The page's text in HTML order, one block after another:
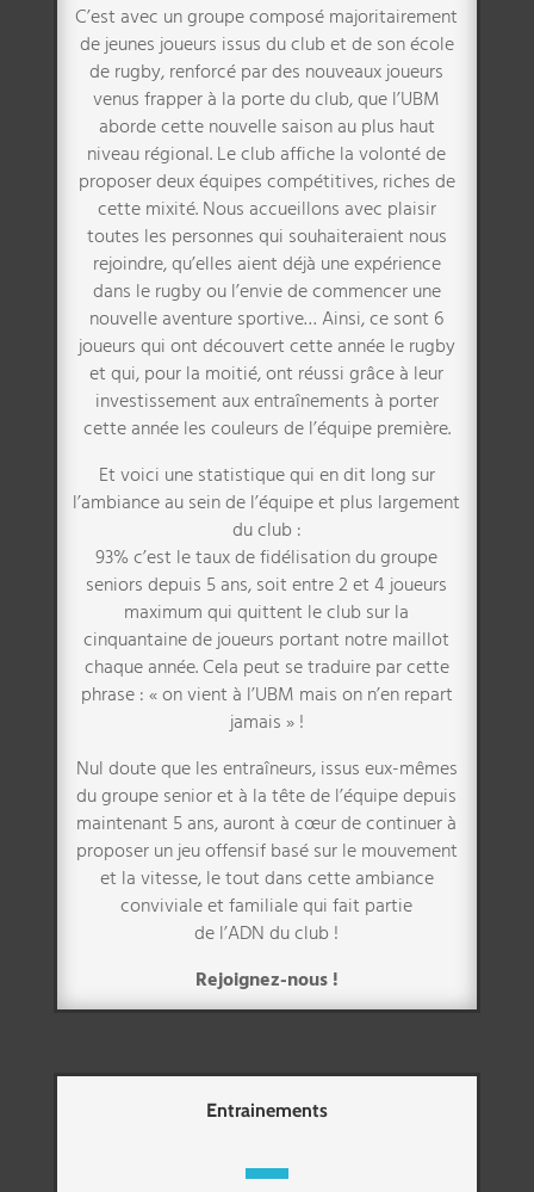
C’est avec un groupe composé majoritairement
de jeunes joueurs issus du club et de son école
de rugby, renforcé par des nouveaux joueurs
venus frapper à la porte du club, que l’UBM
aborde cette nouvelle saison au plus haut
niveau régional. Le club affiche la volonté de
proposer deux équipes compétitives, riches de
cette mixité. Nous accueillons avec plaisir
toutes les personnes qui souhaiteraient nous
rejoindre, qu’elles aient déjà une expérience
dans le rugby ou l’envie de commencer une
nouvelle aventure sportive… Ainsi, ce sont 6
joueurs qui ont découvert cette année le rugby
et qui, pour la moitié, ont réussi grâce à leur
investissement aux entraînements à porter
cette année les couleurs de l’équipe première.
Et voici une statistique qui en dit long sur
l’ambiance au sein de l’équipe et plus largement
du club :
93% c’est le taux de fidélisation du groupe
seniors depuis 5 ans, soit entre 2 et 4 joueurs
maximum qui quittent le club sur la
cinquantaine de joueurs portant notre maillot
chaque année. Cela peut se traduire par cette
phrase : « on vient à l’UBM mais on n’en repart
jamais » !
Nul doute que les entraîneurs, issus eux-mêmes
du groupe senior et à la tête de l’équipe depuis
maintenant 5 ans, auront à cœur de continuer à
proposer un jeu offensif basé sur le mouvement
et la vitesse, le tout dans cette ambiance
conviviale et familiale qui fait partie
de l’ADN du club !
Rejoignez-nous !
Entrainements